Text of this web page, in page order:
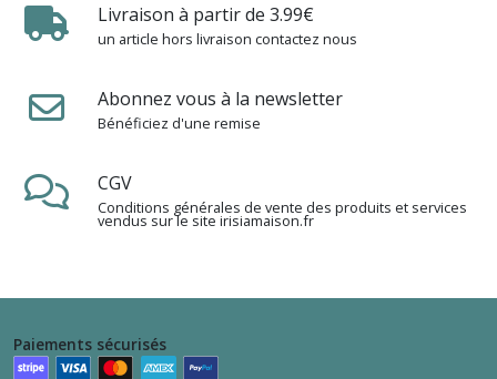
Livraison à partir de 3.99€
un article hors livraison contactez nous
Abonnez vous à la newsletter
Bénéficiez d'une remise
CGV
Conditions générales de vente des produits et services
vendus sur le site irisiamaison.fr
Paiements sécurisés